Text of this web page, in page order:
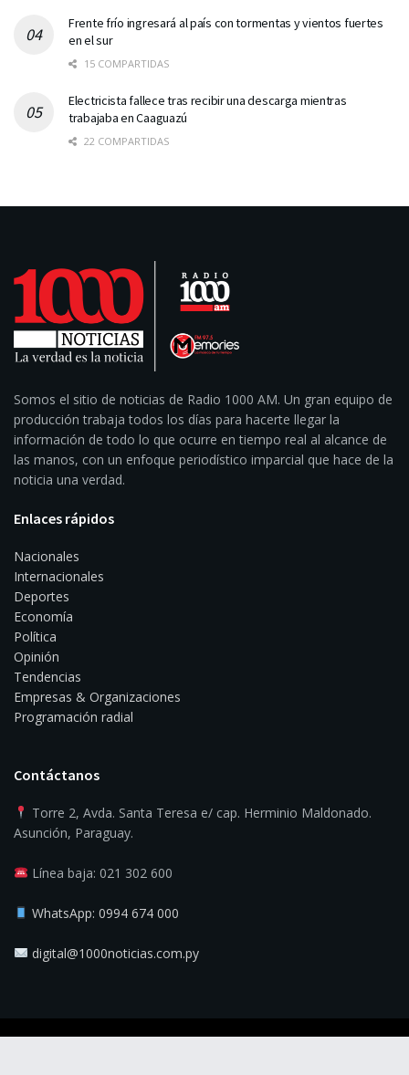
Frente frío ingresará al país con tormentas y vientos fuertes
en el sur
15 COMPARTIDAS
Electricista fallece tras recibir una descarga mientras
trabajaba en Caaguazú
22 COMPARTIDAS
Somos el sitio de noticias de Radio 1000 AM. Un gran equipo de
producción trabaja todos los días para hacerte llegar la
información de todo lo que ocurre en tiempo real al alcance de
las manos, con un enfoque periodístico imparcial que hace de la
noticia una verdad.
Enlaces rápidos
Nacionales
Internacionales
Deportes
Economía
Política
Opinión
Tendencias
Empresas & Organizaciones
Programación radial
Contáctanos
Torre 2, Avda. Santa Teresa e/ cap. Herminio Maldonado.
Asunción, Paraguay.
Línea baja: 021 302 600
WhatsApp: 0994 674 000
digital@1000noticias.com.py